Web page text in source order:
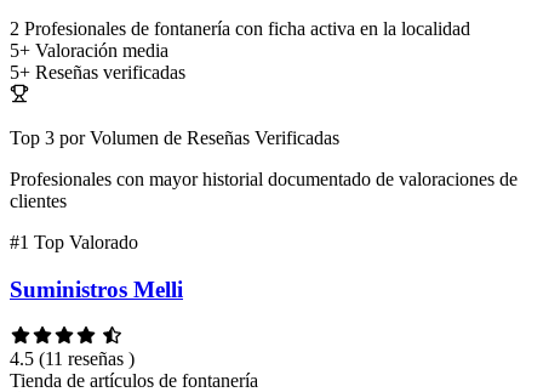
2 Profesionales de fontanería con ficha activa en la localidad
5+ Valoración media
5+ Reseñas verificadas
Top 3 por Volumen de Reseñas Verificadas
Profesionales con mayor historial documentado de valoraciones de
clientes
#1 Top Valorado
Suministros Melli
4.5 (11 reseñas )
Tienda de artículos de fontanería